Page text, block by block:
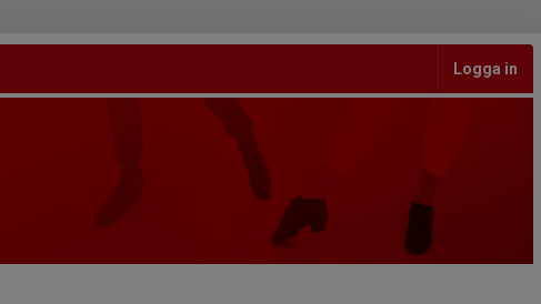
Logga in